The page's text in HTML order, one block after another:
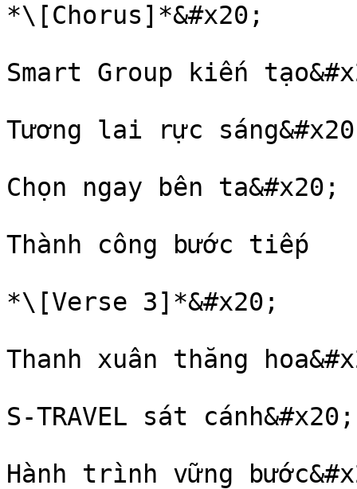
*\[Chorus]*&#x20;
Smart Group kiến
Tương lai rực
Chọn ngay bên ta&#x20;
Thành công bước tiếp
*\[Verse 3]*&#x20;
Thanh xuân thăng
S-TRAVEL sát cánh&#x20;
Hành trình vững